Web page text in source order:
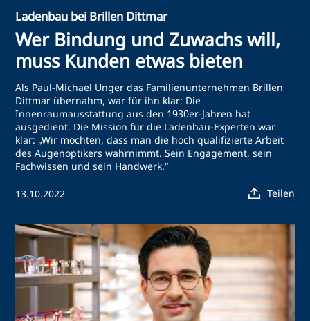
Ladenbau bei Brillen Dittmar
Wer Bindung und Zuwachs will,
muss Kunden etwas bieten
Als Paul-Michael Unger das Familienunternehmen Brillen
Dittmar übernahm, war für ihn klar: Die
Innenraumausstattung aus den 1930er-Jahren hat
ausgedient. Die Mission für die Ladenbau-Experten war
klar: „Wir möchten, dass man die hoch qualifizierte Arbeit
des Augenoptikers wahrnimmt. Sein Engagement, sein
Fachwissen und sein Handwerk.“
13.10.2022 Teilen